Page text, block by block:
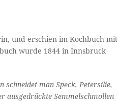
und erschien im Kochbuch mit
wurde 1844 in Innsbruck
schneidet man Speck, Petersilie,
ausgedrückte Semmelschmollen